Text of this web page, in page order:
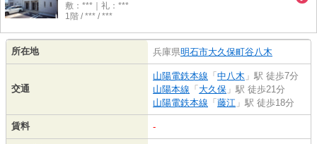
敷：***｜礼：***
1階 / *** / ***
所在地 兵庫県明石市大久保町谷八木
交通
山陽電鉄本線 「 中八木 」駅 徒歩7分
山陽本線 「 大久保 」駅 徒歩21分
山陽電鉄本線 「 藤江 」駅 徒歩18分
賃料 -